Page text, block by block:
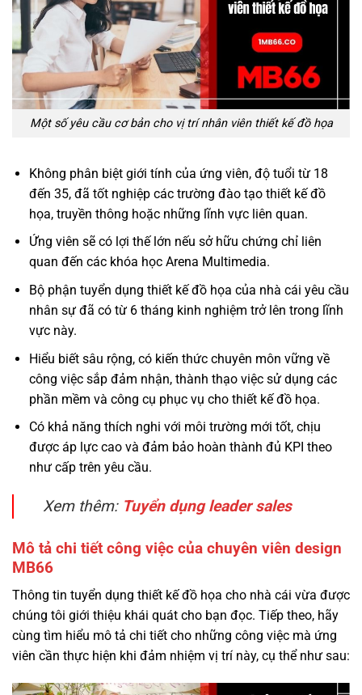
Một số yêu cầu cơ bản cho vị trí nhân viên thiết kế đồ họa
Không phân biệt giới tính của ứng viên, độ tuổi từ 18
đến 35, đã tốt nghiệp các trường đào tạo thiết kế đồ
họa, truyền thông hoặc những lĩnh vực liên quan.
Ứng viên sẽ có lợi thế lớn nếu sở hữu chứng chỉ liên
quan đến các khóa học Arena Multimedia.
Bộ phận tuyển dụng thiết kế đồ họa của nhà cái yêu cầu
nhân sự đã có từ 6 tháng kinh nghiệm trở lên trong lĩnh
vực này.
Hiểu biết sâu rộng, có kiến thức chuyên môn vững về
công việc sắp đảm nhận, thành thạo việc sử dụng các
phần mềm và công cụ phục vụ cho thiết kế đồ họa.
Có khả năng thích nghi với môi trường mới tốt, chịu
được áp lực cao và đảm bảo hoàn thành đủ KPI theo
như cấp trên yêu cầu.
Xem thêm: Tuyển dụng leader sales
Mô tả chi tiết công việc của chuyên viên design
MB66
Thông tin tuyển dụng thiết kế đồ họa cho nhà cái vừa được
chúng tôi giới thiệu khái quát cho bạn đọc. Tiếp theo, hãy
cùng tìm hiểu mô tả chi tiết cho những công việc mà ứng
viên cần thực hiện khi đảm nhiệm vị trí này, cụ thể như sau: